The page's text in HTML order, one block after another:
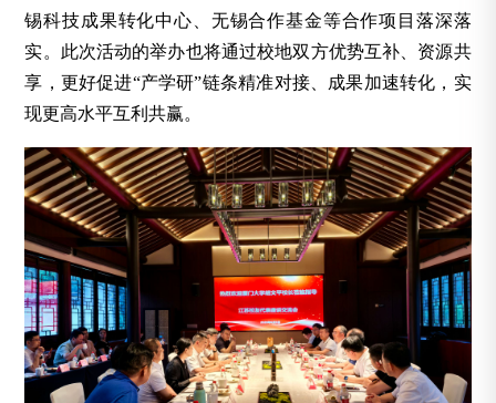
锡科技成果转化中心、无锡合作基金等合作项目落深落
实。此次活动的举办也将通过校地双方优势互补、资源共
享，更好促进“产学研”链条精准对接、成果加速转化，实
现更高水平互利共赢。